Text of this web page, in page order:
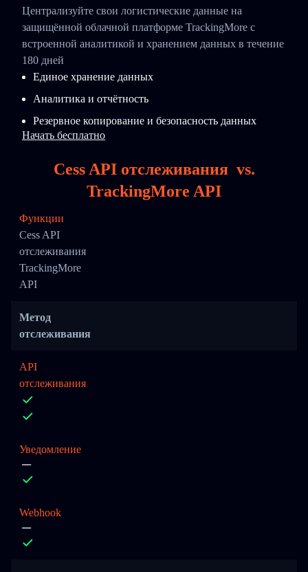
Централизуйте свои логистические данные на
защищённой облачной платформе TrackingMore с
встроенной аналитикой и хранением данных в течение
180 дней
Единое хранение данных
Аналитика и отчётность
Резервное копирование и безопасность данных
Начать бесплатно
Cess API отслеживания vs.
TrackingMore API
Функции
Cess API
отслеживания
TrackingMore
API
Метод
отслеживания
API
отслеживания
Уведомление
Webhook